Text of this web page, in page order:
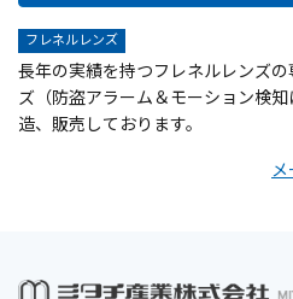
フレネルレンズ
長年の実績を持つフレネルレンズ
ズ（防盗アラーム＆モーション検
造、販売しております。